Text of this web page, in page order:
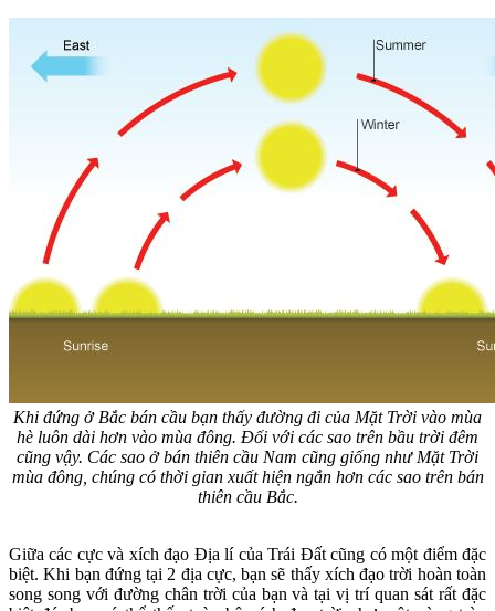
Khi đứng ở Bắc bán cầu bạn thấy đường đi của Mặt Trời vào mùa
hè luôn dài hơn vào mùa đông. Đối với các sao trên bầu trời đêm
cũng vậy. Các sao ở bán thiên cầu Nam cũng giống như Mặt Trời
mùa đông, chúng có thời gian xuất hiện ngắn hơn các sao trên bán
thiên cầu Bắc.
Giữa các cực và xích đạo Địa lí của Trái Đất cũng có một điểm đặc
biệt. Khi bạn đứng tại 2 địa cực, bạn sẽ thấy xích đạo trời hoàn toàn
song song với đường chân trời của bạn và tại vị trí quan sát rất đặc